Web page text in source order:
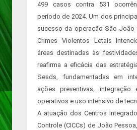
499 casos contra 531
período de 2024. Um dos
sucesso da operação São João
Crimes Violentos Letais
áreas destinadas às
reafirma a eficácia das
Sesds, fundamentadas em
ações preventivas,
operativos e uso intensivo de
A atuação dos Centros
Controle (CICCs) de João